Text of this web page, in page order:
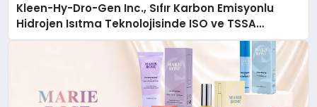
Kleen-Hy-Dro-Gen Inc., Sıfır Karbon Emisyonlu
Hidrojen Isıtma Teknolojisinde ISO ve TSSA
Düzenleyici Onaylarını Aldı